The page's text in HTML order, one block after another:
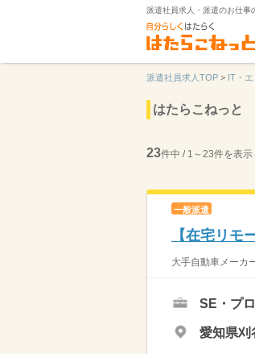
派遣社員求人・派遣のお仕事
派遣社員求人TOP > IT・
はたらこねっ
23件中 / 1～23件を表示
一般派遣
【在宅リモ
大手自動車メーカ
SE・プ
愛知県刈